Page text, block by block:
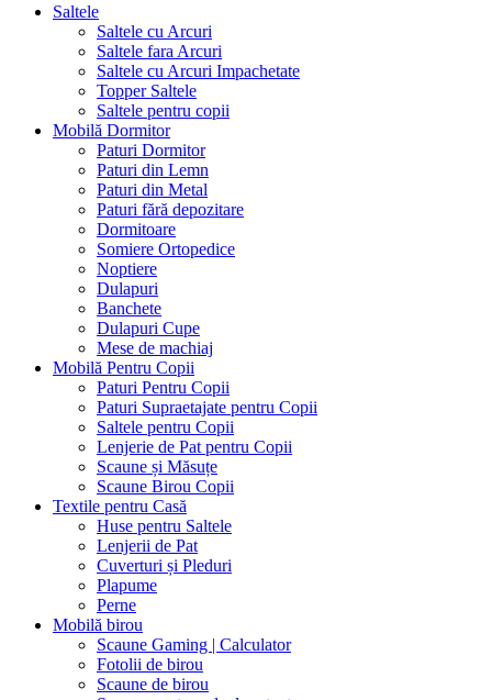
Saltele
Saltele cu Arcuri
Saltele fara Arcuri
Saltele cu Arcuri Impachetate
Topper Saltele
Saltele pentru copii
Mobilă Dormitor
Paturi Dormitor
Paturi din Lemn
Paturi din Metal
Paturi fără depozitare
Dormitoare
Somiere Ortopedice
Noptiere
Dulapuri
Banchete
Dulapuri Cupe
Mese de machiaj
Mobilă Pentru Copii
Paturi Pentru Copii
Paturi Supraetajate pentru Copii
Saltele pentru Copii
Lenjerie de Pat pentru Copii
Scaune și Măsuțe
Scaune Birou Copii
Textile pentru Casă
Huse pentru Saltele
Lenjerii de Pat
Cuverturi și Pleduri
Plapume
Perne
Mobilă birou
Scaune Gaming | Calculator
Fotolii de birou
Scaune de birou